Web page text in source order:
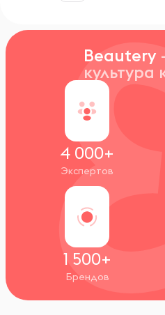
Beautery
культура
4 000+
Экспертов
1 500+
Брендов